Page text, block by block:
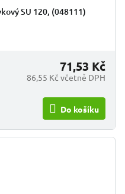
SU 120, (048111)
86,55 Kč včetně DPH
71,53 Kč
Do košíku